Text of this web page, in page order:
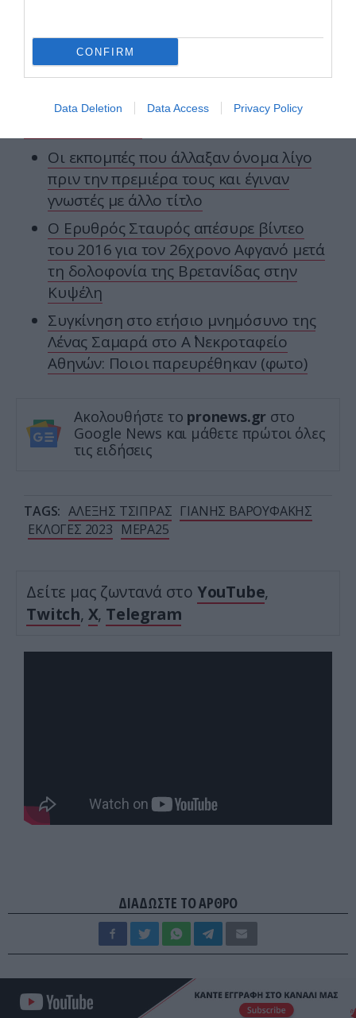
CONFIRM
Data Deletion Data Access Privacy Policy
με τη μεταποίηση, και κυρίως ίδρυση
αναπτυξιακής αγροτικής τράπεζας που θα
δώσει την απαραίτητη ρευστότητα.
Οι εκπομπές που άλλαξαν όνομα λίγο
πριν την πρεμιέρα τους και έγιναν
γνωστές με άλλο τίτλο
Ο Ερυθρός Σταυρός απέσυρε βίντεο
του 2016 για τον 26χρονο Αφγανό μετά
τη δολοφονία της Βρετανίδας στην
Κυψέλη
Συγκίνηση στο ετήσιο μνημόσυνο της
Λένας Σαμαρά στο Α΄ Νεκροταφείο
Αθηνών: Ποιοι παρευρέθηκαν (φωτο)
Ακολουθήστε το pronews.gr στο
Google News και μάθετε πρώτοι όλες
τις ειδήσεις
TAGS: ΑΛΕΞΗΣ ΤΣΙΠΡΑΣ ΓΙΑΝΗΣ ΒΑΡΟΥΦΑΚΗΣ
ΕΚΛΟΓΕΣ 2023 ΜΕΡΑ25
Δείτε μας ζωντανά στο YouTube,
Twitch, X, Telegram
ΔΙΑΔΩΣΤΕ ΤΟ ΑΡΘΡΟ